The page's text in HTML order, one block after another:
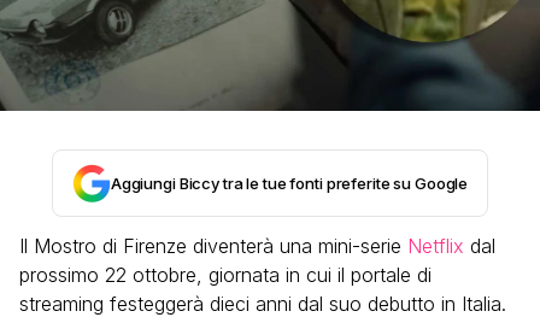
Aggiungi Biccy tra le tue fonti preferite su Google
Il Mostro di Firenze diventerà una mini-serie Netflix dal
prossimo 22 ottobre, giornata in cui il portale di
streaming festeggerà dieci anni dal suo debutto in Italia.